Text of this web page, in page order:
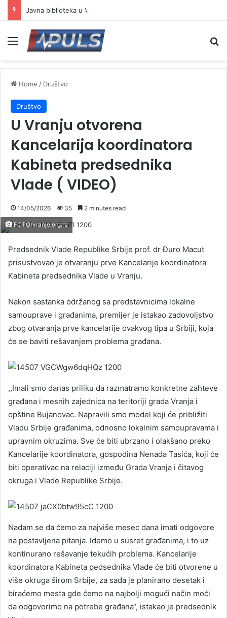
Menu
Home / Društvo
Društvo
U Vranju otvorena
Kancelarija koordinatora
Kabineta predsednika
Vlade ( VIDEO)
14/05/2026 35 2 minutes read
FOTO/vranje.org.rs
Predsednik Vlade Republike Srbije prof. dr Đuro Macut
prisustvovao je otvaranju prve Kancelarije koordinatora
Kabineta predsednika Vlade u Vranju.
Nakon sastanka održanog sa predstavnicima lokalne
samouprave i građanima, premijer je istakao zadovoljstvo
zbog otvaranja prve kancelarije ovakvog tipa u Srbiji, koja
će se baviti rešavanjem problema građana.
,,Imali smo danas priliku da razmatramo konkretne zahteve
građana i mesnih zajednica na teritoriji grada Vranja i
opštine Bujanovac. Napravili smo model koji će približiti
Vladu Srbije građanima, odnosno lokalnim samoupravama i
upravnim okruzima. Sve će biti ubrzano i olakšano preko
Kancelarije koordinatora, gospodina Nenada Tasića, koji će
biti operativac na relaciji između Grada Vranja i čitavog
okruga i Vlade Republike Srbije.
Nadam se da ćemo za najviše mesec dana imati odgovore
na postavljena pitanja. Idemo u susret građanima, i to uz
kontinurano rešavanje tekućih problema. Kancelarije
koordinatora Kabineta pedsednika Vlade će biti otvorene u
više okruga širom Srbije, za sada je planirano desetak i
biraćemo mesta gde ćemo na najbolji mogući način moći
da odgovorimo na potrebe građana“, istakao je predsednik